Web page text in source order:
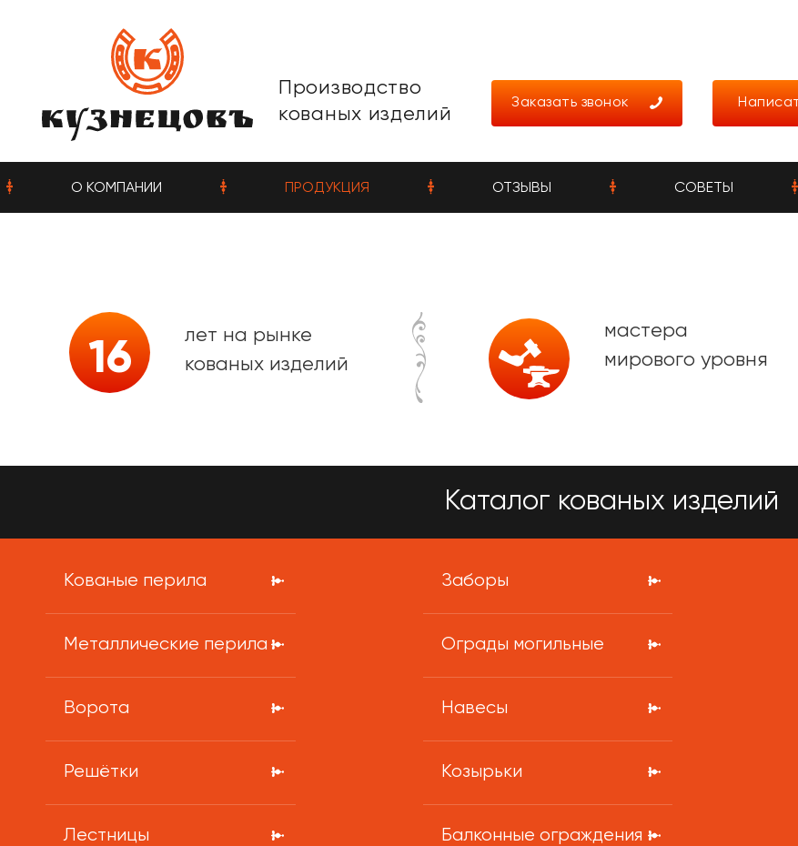
Производство
кованых изделий
Заказать звонок
О КОМПАНИИ ПРОДУКЦИЯ ОТЗЫВЫ СОВЕТЫ
16
лет на рынке
кованых изделий
мастера
мирового уровня
Каталог кованых изделий
Кованые перила
Металлические перила
Ворота
Решётки
Лестницы
Заборы
Ограды могильные
Навесы
Козырьки
Балконные ограждения